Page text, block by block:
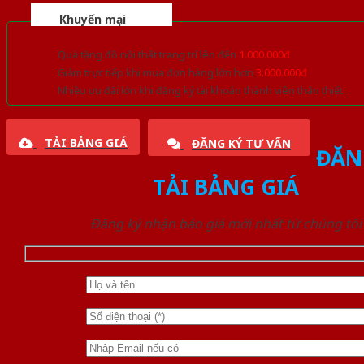
Khuyến mại
Quà tặng đồ nội thất trang trí lên đến 1.000.000đ
Giảm trực tiếp khi mua đơn hàng lớn hơn 3.000.000đ
Nhiều ưu đãi lớn khi đăng ký tài khoản thành viên thân thiết
TẢI BẢNG GIÁ ĐĂNG KÝ TƯ VẤN
TẢI BẢNG GIÁ
Đăng ký nhận báo giá mới nhất từ chúng tôi